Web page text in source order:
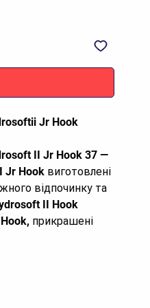
Jr Hook
II Jr Hook 37 —
Jr Hook виготовлені
відпочинку та
II Hook
прикрашені
басейну.